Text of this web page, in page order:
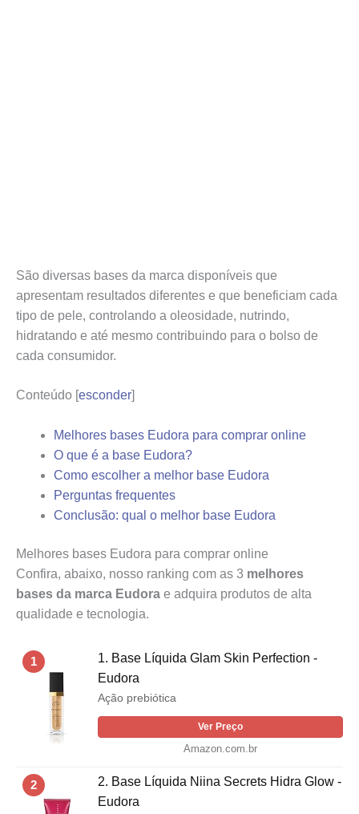
São diversas bases da marca disponíveis que
apresentam resultados diferentes e que beneficiam cada
tipo de pele, controlando a oleosidade, nutrindo,
hidratando e até mesmo contribuindo para o bolso de
cada consumidor.
Conteúdo [esconder]
Melhores bases Eudora para comprar online
O que é a base Eudora?
Como escolher a melhor base Eudora
Perguntas frequentes
Conclusão: qual o melhor base Eudora
Melhores bases Eudora para comprar online
Confira, abaixo, nosso ranking com as 3 melhores
bases da marca Eudora e adquira produtos de alta
qualidade e tecnologia.
1
1. Base Líquida Glam Skin Perfection -
Eudora
Ação prebiótica
Ver Preço
Amazon.com.br
2
2. Base Líquida Niina Secrets Hidra Glow -
Eudora